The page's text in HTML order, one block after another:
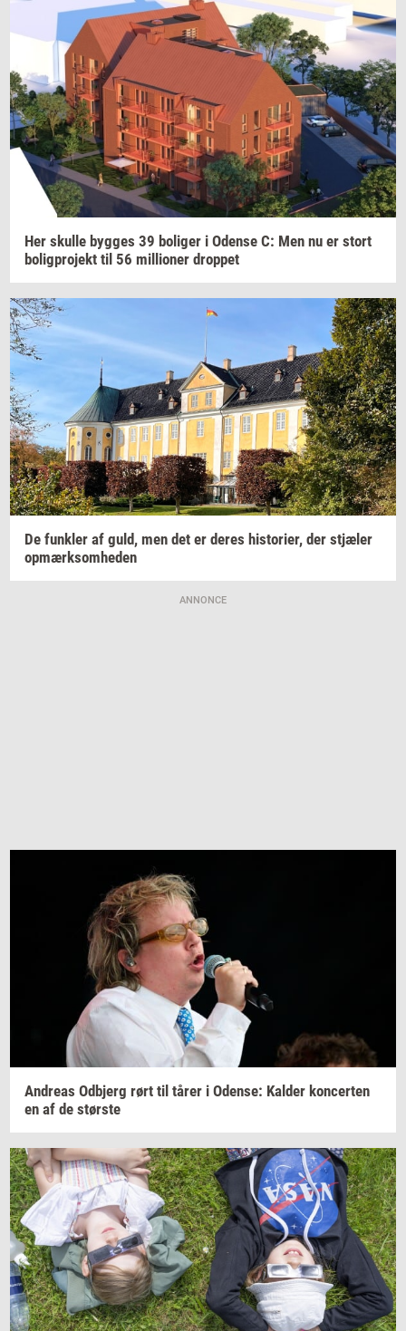
Her skul­le byg­ges 39 bo­li­ger i Oden­se C: Men nu er stort
bo­lig­pro­jekt til 56 mil­li­o­ner drop­pet
De funk­ler af guld, men det er deres hi­sto­ri­er, der stjæ­ler
op­mærk­som­he­den
ANNONCE
An­dreas Od­b­jerg rørt til tårer i Oden­se: Kal­der kon­cer­ten
en af de stør­ste